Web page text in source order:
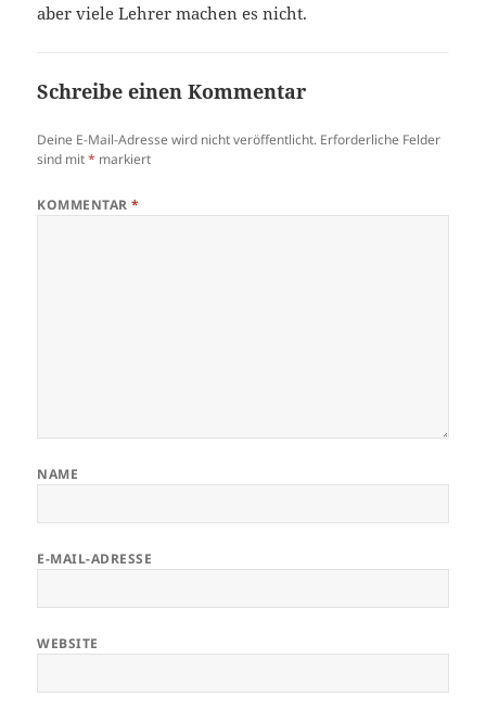
aber viele Lehrer machen es nicht.
Schreibe einen Kommentar
Deine E-Mail-Adresse wird nicht veröffentlicht. Erforderliche Felder
sind mit* markiert
KOMMENTAR*
NAME
E-MAIL-ADRESSE
WEBSITE